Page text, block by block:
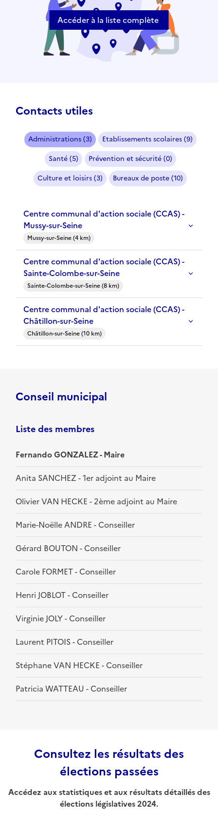
Accéder à la liste complète
Contacts utiles
Administrations (3)
Etablissements scolaires (9)
Santé (5)
Prévention et sécurité (0)
Culture et loisirs (3)
Bureaux de poste (10)
Centre communal d'action sociale (CCAS) -
Mussy-sur-Seine
Mussy-sur-Seine (4 km)
Centre communal d'action sociale (CCAS) -
Sainte-Colombe-sur-Seine
Sainte-Colombe-sur-Seine (8 km)
Centre communal d'action sociale (CCAS) -
Châtillon-sur-Seine
Châtillon-sur-Seine (10 km)
Conseil municipal
Liste des membres
Fernando GONZALEZ - Maire
Anita SANCHEZ - 1er adjoint au Maire
Olivier VAN HECKE - 2ème adjoint au Maire
Marie-Noëlle ANDRE - Conseiller
Gérard BOUTON - Conseiller
Carole FORMET - Conseiller
Henri JOBLOT - Conseiller
Virginie JOLY - Conseiller
Laurent PITOIS - Conseiller
Stéphane VAN HECKE - Conseiller
Patricia WATTEAU - Conseiller
Consultez les résultats des
élections passées
Accédez aux statistiques et aux résultats détaillés des
élections législatives 2024.